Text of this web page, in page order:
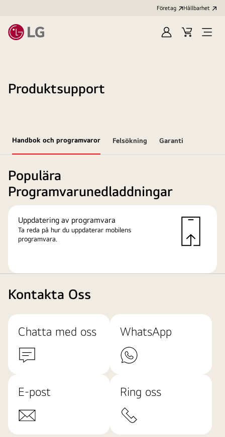
Företag Hållbarhet
LoggaKundvagn
Produktsupport
Handbok och programvaror Felsökning Garanti
Populära
Programvarunedladdningar
Uppdatering av programvara
Ta reda på hur du uppdaterar mobilens
programvara.
Kontakta Oss
Chatta med oss WhatsApp
E-post Ring oss